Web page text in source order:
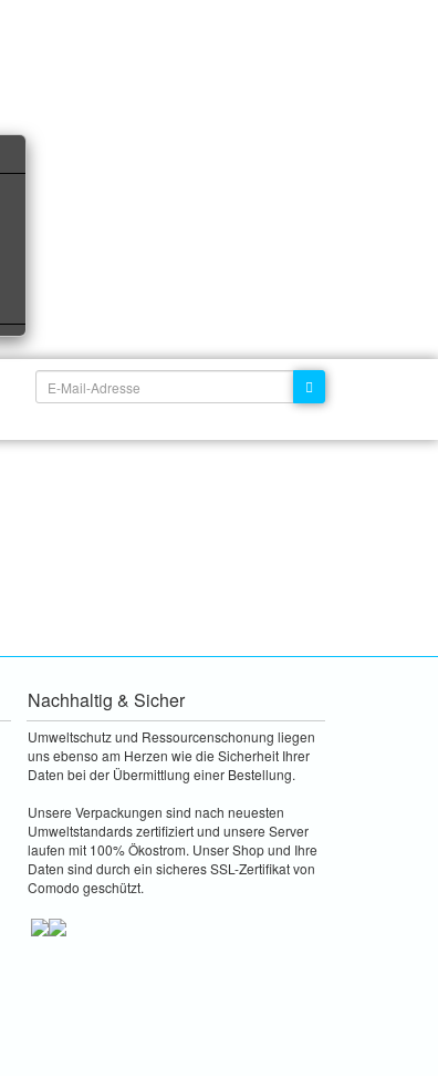
Nachhaltig & Sicher
Umweltschutz und Ressourcenschonung liegen
uns ebenso am Herzen wie die Sicherheit Ihrer
Daten bei der Übermittlung einer Bestellung.
Unsere Verpackungen sind nach neuesten
Umweltstandards zertifiziert und unsere Server
laufen mit 100% Ökostrom. Unser Shop und Ihre
Daten sind durch ein sicheres SSL-Zertifikat von
Comodo geschützt.